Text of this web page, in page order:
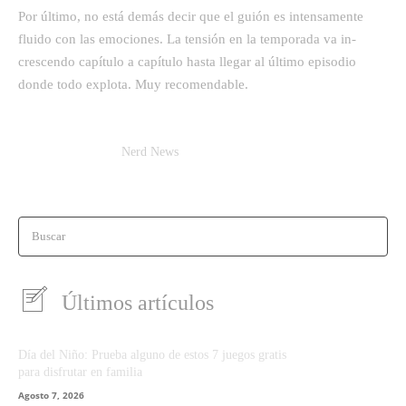
Por último, no está demás decir que el guión es intensamente
fluido con las emociones. La tensión en la temporada va in-
crescendo capítulo a capítulo hasta llegar al último episodio
donde todo explota. Muy recomendable.
Nerd News
Buscar
Últimos artículos
Día del Niño: Prueba alguno de estos 7 juegos gratis
para disfrutar en familia
Agosto 7, 2026